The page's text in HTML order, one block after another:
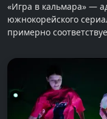
«Игра в кальмара» —
южнокорейского
примерно